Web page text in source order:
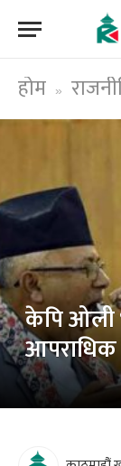
होम »
केपि ओली
आपराधिक